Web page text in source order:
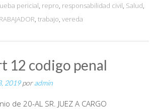
pericial, repro, responsabilidad civil, Salud,
, trabajo, vereda
12 codigo penal
2019poradmin
20-AL SR. JUEZ A CARGO